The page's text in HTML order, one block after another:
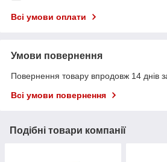
Всі умови оплати
Умови повернення
Повернення товару впродовж 14 днів
Всі умови повернення
Подібні товари компанії